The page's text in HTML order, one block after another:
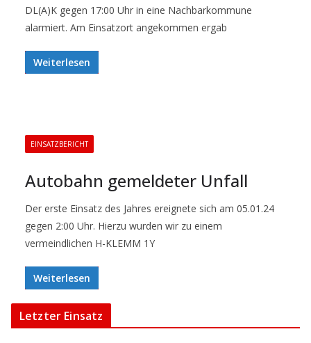
DL(A)K gegen 17:00 Uhr in eine Nachbarkommune
alarmiert. Am Einsatzort angekommen ergab
Weiterlesen
EINSATZBERICHT
Autobahn gemeldeter Unfall
Der erste Einsatz des Jahres ereignete sich am 05.01.24
gegen 2:00 Uhr. Hierzu wurden wir zu einem
vermeindlichen H-KLEMM 1Y
Weiterlesen
Letzter Einsatz